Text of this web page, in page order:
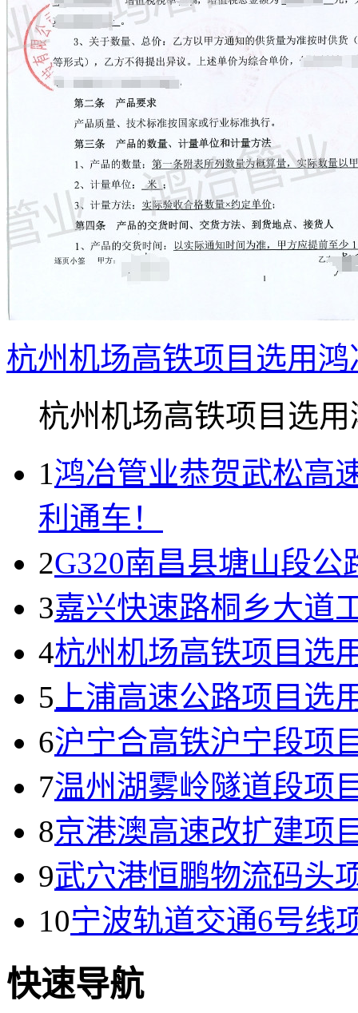
杭州机场高铁项目选用
杭州机场高铁项目选用
1鸿冶管业恭贺武松高
利通车！
2G320南昌县塘山段
3嘉兴快速路桐乡大道
4杭州机场高铁项目选
5 上浦高速公路项目选
6沪宁合高铁沪宁段项
7温州湖雾岭隧道段项
8京港澳高速改扩建项
9武穴港恒鹏物流码头
10宁波轨道交通6号线
快速导航